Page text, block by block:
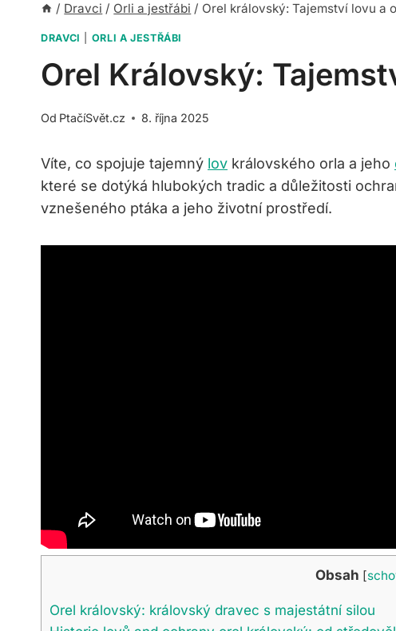
/ Dravci / Orli a jestřábi / Orel královský: Tajemství lovu a
DRAVCI ORLI A JESTŘÁBI
Orel Královský:
Od PtačíSvět.cz 8. října 2025
Víte, co spojuje tajemný lov královského orla a jeho
které se dotýká hlubokých tradic a důležitosti
vznešeného ptáka a jeho životní prostředí.
Obsah [
Orel královský: královský dravec s majestátní silou